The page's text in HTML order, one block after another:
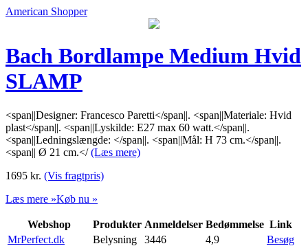
American Shopper
Bach Bordlampe Medium Hvid
SLAMP
<span||Designer: Francesco Paretti</span||. <span||Materiale: Hvid
plast</span||. <span||Lyskilde: E27 max 60 watt.</span||.
<span||Ledningslængde: </span||. <span||Mål: H 73 cm.</span||.
<span|| Ø 21 cm.</(Læs mere)
1695 kr. (Vis fragtpris)
Læs mere »Køb nu »
Webshop Produkter Anmeldelser Bedømmelse Link
MrPerfect.dk
Belysning 3446 4,9
Besøg